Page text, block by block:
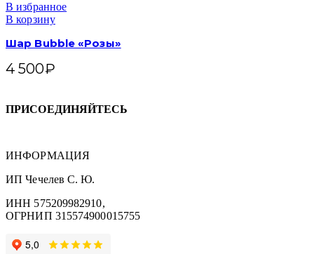
В избранное
В корзину
Шар Bubble «Розы»
4 500₽
ПРИСОЕДИНЯЙТЕСЬ
ИНФОРМАЦИЯ
ИП Чечелев С. Ю.
ИНН 575209982910,
ОГРНИП 315574900015755